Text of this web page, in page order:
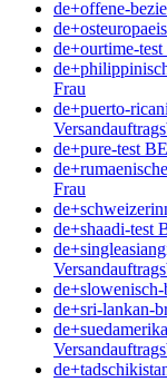
de+offene-
de+ourtime-
Frau
de+puerto-
de+pure-test
Frau
de+shaadi-test
de+slowenisch-
de+sri-lankan-